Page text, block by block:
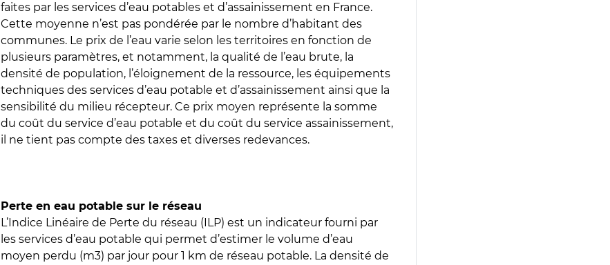
faites par les services d’eau potables et d’assainissement en France.
Cette moyenne n’est pas pondérée par le nombre d’habitant des
communes. Le prix de l’eau varie selon les territoires en fonction de
plusieurs paramètres, et notamment, la qualité de l’eau brute, la
densité de population, l’éloignement de la ressource, les équipements
techniques des services d’eau potable et d’assainissement ainsi que la
sensibilité du milieu récepteur. Ce prix moyen représente la somme
du coût du service d’eau potable et du coût du service assainissement,
il ne tient pas compte des taxes et diverses redevances.
Perte en eau potable sur le réseau
L’Indice Linéaire de Perte du réseau (ILP) est un indicateur fourni par
les services d’eau potable qui permet d’estimer le volume d’eau
moyen perdu (m3) par jour pour 1 km de réseau potable. La densité de